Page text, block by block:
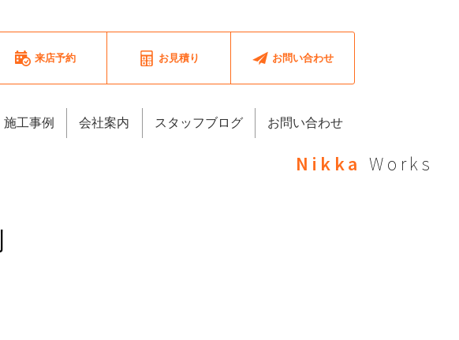
来店予約 お見積り お問い合わせ
施工事例 会社案内 スタッフブログ お問い合わせ
Nikka Works